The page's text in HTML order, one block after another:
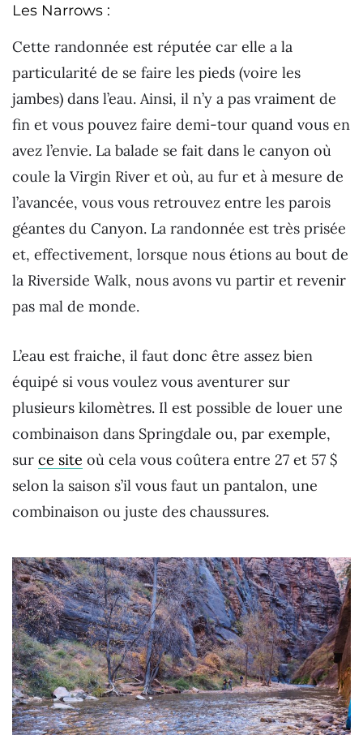
Les Narrows :
Cette randonnée est réputée car elle a la
particularité de se faire les pieds (voire les
jambes) dans l’eau. Ainsi, il n’y a pas vraiment de
fin et vous pouvez faire demi-tour quand vous en
avez l’envie. La balade se fait dans le canyon où
coule la Virgin River et où, au fur et à mesure de
l’avancée, vous vous retrouvez entre les parois
géantes du Canyon. La randonnée est très prisée
et, effectivement, lorsque nous étions au bout de
la Riverside Walk, nous avons vu partir et revenir
pas mal de monde.
L’eau est fraiche, il faut donc être assez bien
équipé si vous voulez vous aventurer sur
plusieurs kilomètres. Il est possible de louer une
combinaison dans Springdale ou, par exemple,
sur ce site où cela vous coûtera entre 27 et 57 $
selon la saison s’il vous faut un pantalon, une
combinaison ou juste des chaussures.